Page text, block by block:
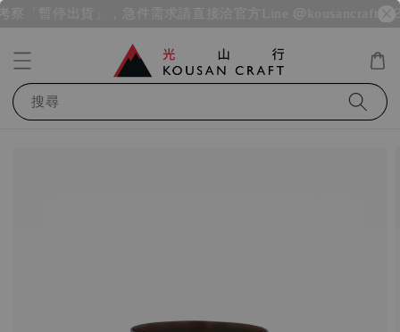
「暫停出貨」，急件需求請直接洽官方Line @kousancraft
搜尋